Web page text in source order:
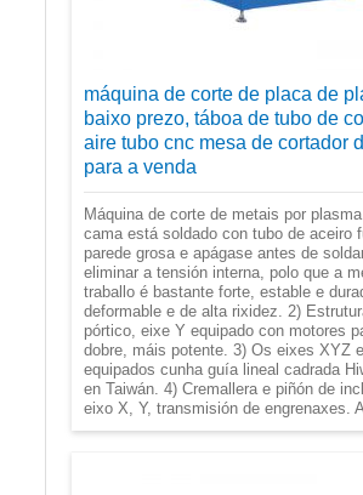
máquina de corte de placa de
baixo prezo, táboa de tubo de
aire tubo cnc mesa de cortador
para a venda
Máquina de corte de metais por
cama está soldado con tubo de aceiro
parede grosa e apágase antes de
eliminar a tensión interna, polo que a
traballo é bastante forte, estable e
deformable e de alta rixidez. 2)
pórtico, eixe Y equipado con motores
dobre, máis potente. 3) Os eixes XYZ
equipados cunha guía lineal cadrada
en Taiwán. 4) Cremallera e piñón de
eixo X, Y, transmisión de engrenaxes.